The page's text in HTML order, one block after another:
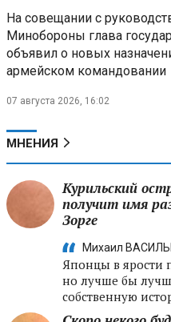
На совещании с
Минобороны глава
объявил о новых
армейском командовании
07 августа 2026, 16:02
МНЕНИЯ
Курильский
получит имя
Зорге
Михаил
Японцы в ярости
но лучше бы
собственную